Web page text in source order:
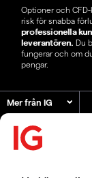
Optioner och
risk för snabba
professionella
leverantören. Du
fungerar och om
pengar.
Mer från IG